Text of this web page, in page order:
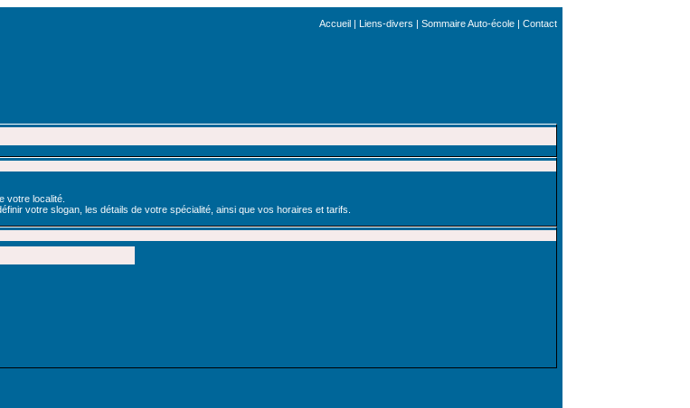
Accueil | Liens-divers | Sommaire Auto-école | Contact
votre localité.
votre slogan, les détails de votre spécialité, ainsi que vos horaires et tarifs.